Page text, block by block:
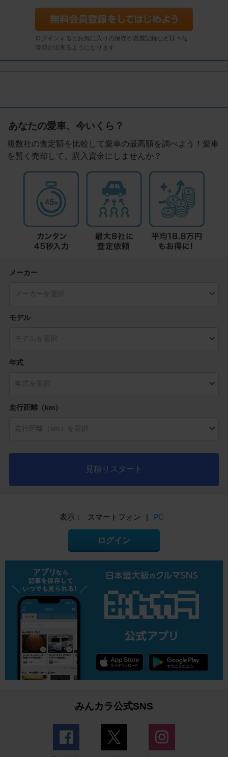
ログインするとお気に入りの保存や燃費記録など様々な
管理が出来るようになります
あなたの愛車、今いくら？
複数社の査定額を比較して愛車の最高額を調べよう！愛車
を賢く売却して、購入資金にしませんか？
メーカー
モデル
年式
走行距離（km）
見積りスタート
表示： スマートフォン | PC
ログイン
みんカラ公式SNS